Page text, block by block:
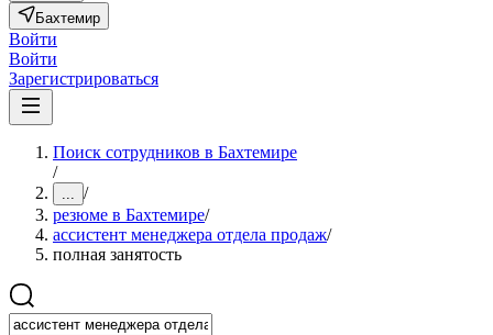
Бахтемир
Войти
Войти
Зарегистрироваться
Поиск сотрудников в Бахтемире
/
... /
резюме в Бахтемире/
ассистент менеджера отдела продаж/
полная занятость